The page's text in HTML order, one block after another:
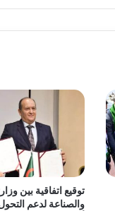
توقيع اتفاقية بين
والصناعة لدعم